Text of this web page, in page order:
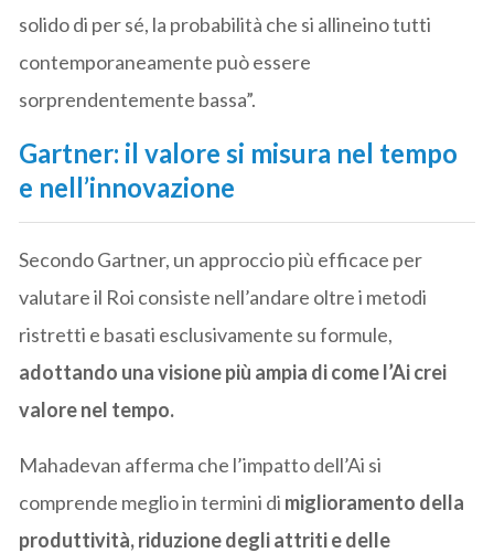
solido di per sé, la probabilità che si allineino tutti
contemporaneamente può essere
sorprendentemente bassa”.
Gartner: il valore si misura nel tempo
e nell’innovazione
Secondo Gartner, un approccio più efficace per
valutare il Roi consiste nell’andare oltre i metodi
ristretti e basati esclusivamente su formule,
adottando una visione più ampia di come l’Ai crei
valore nel tempo.
Mahadevan afferma che l’impatto dell’Ai si
comprende meglio in termini di miglioramento della
produttività, riduzione degli attriti e delle